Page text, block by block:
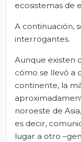
ecosistemas de
A continuación,
interrogantes.
Aunque existen
cómo se llevó a
continente, la
noroeste de
es decir,
lugar a otro